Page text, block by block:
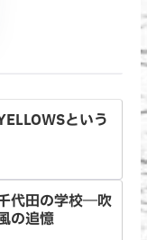
という
代田の学校―吹
の追憶